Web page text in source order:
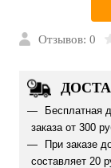
Отзывов: 0
Бесплатная
заказа от 300
При заказе
составляет 20